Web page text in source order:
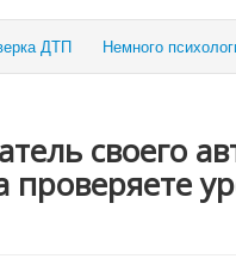
ДТП Немного
своего
проверяете